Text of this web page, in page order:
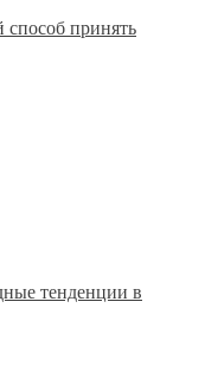
способ принять
тенденции в